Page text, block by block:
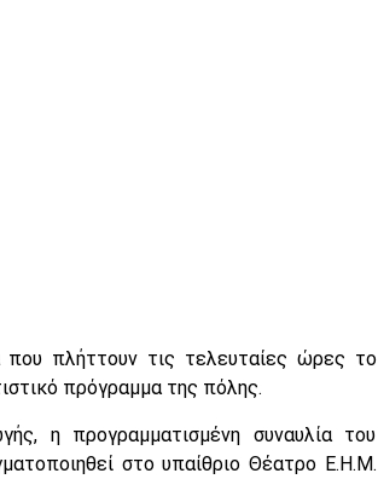
που πλήττουν τις τελευταίες ώρες το
πρόγραμμα της πόλης.
η προγραμματισμένη συναυλία του
στο υπαίθριο Θέατρο Ε.Η.Μ.